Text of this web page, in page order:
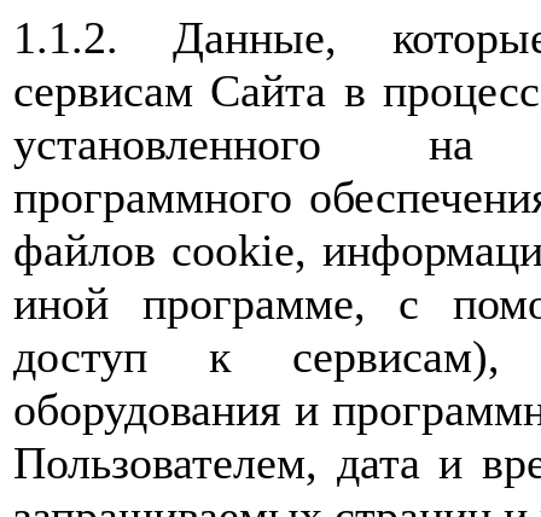
1.1.2. Данные,
сервисам Сайта в
установленного на
программного
файлов cookie,
иной программе, с
доступ к сервисам),
оборудования и
Пользователем, дата и